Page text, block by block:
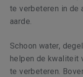
te verbeteren in de
aarde.
Schoon water,
helpen de kwaliteit
te verbeteren.